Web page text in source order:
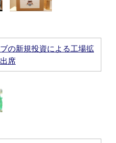
の新規投資による工場拡
席